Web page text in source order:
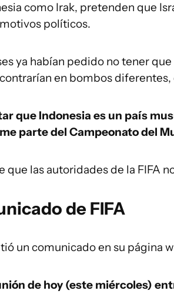
como Irak, pretenden que
políticos.
ya habían pedido no tener
en bombos
que Indonesia es un país
parte del Campeonato del
que las autoridades de la FIFA
de FIFA
un comunicado en su página
de hoy (este miércoles)